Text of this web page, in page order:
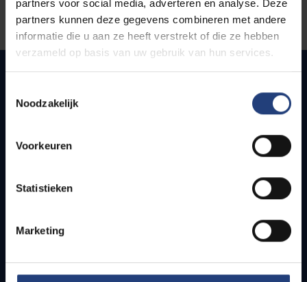
partners voor social media, adverteren en analyse. Deze
partners kunnen deze gegevens combineren met andere
informatie die u aan ze heeft verstrekt of die ze hebben
verzameld op basis van uw gebruik van hun services.
Noodzakelijk
Voorkeuren
Statistieken
Marketing
Snel naar
Bereikbaarheid